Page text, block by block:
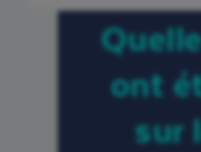
ont
sur